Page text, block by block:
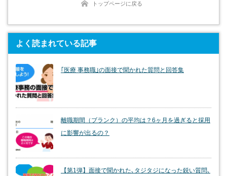
トップページに戻る
よく読まれている記事
｢医療 事務職｣の面接で聞かれた質問と回答集
離職期間（ブランク）の平均は？6ヶ月を過ぎると採用
に影響が出るの？
【第1弾】面接で聞かれた､タジタジになった鋭い質問､